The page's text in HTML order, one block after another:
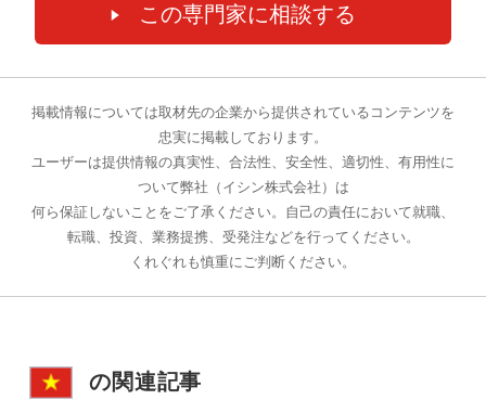
掲載情報については取材先の企業から提供されているコンテンツを
忠実に掲載しております。
ユーザーは提供情報の真実性、合法性、安全性、適切性、有用性に
ついて弊社（イシン株式会社）は
何ら保証しないことをご了承ください。自己の責任において就職、
転職、投資、業務提携、受発注などを行ってください。
くれぐれも慎重にご判断ください。
の関連記事